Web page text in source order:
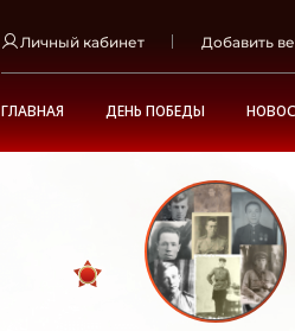
Личный кабинет Добавить
ГЛАВНАЯ ДЕНЬ ПОБЕДЫ